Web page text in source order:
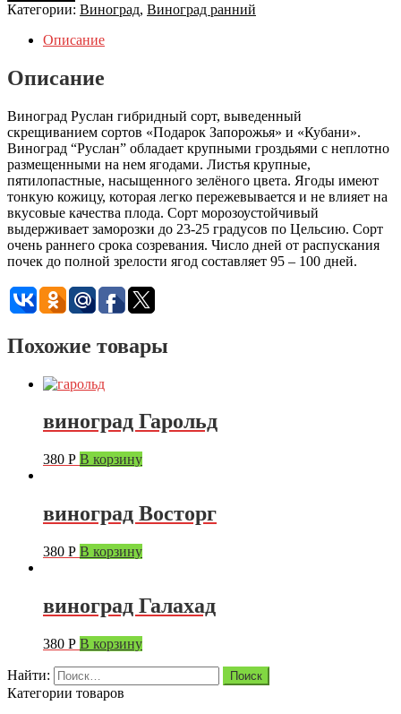
Категории: Виноград, Виноград ранний
Описание
Описание
Виноград Руслан гибридный сорт, выведенный
скрещиванием сортов «Подарок Запорожья» и «Кубани».
Виноград “Руслан” обладает крупными гроздьями с неплотно
размещенными на нем ягодами. Листья крупные,
пятилопастные, насыщенного зелёного цвета. Ягоды имеют
тонкую кожицу, которая легко пережевывается и не влияет на
вкусовые качества плода. Сорт морозоустойчивый
выдерживает заморозки до 23-25 градусов по Цельсию. Сорт
очень раннего срока созревания. Число дней от распускания
почек до полной зрелости ягод составляет 95 – 100 дней.
Похожие товары
виноград Гарольд
380 Р В корзину
виноград Восторг
380 Р В корзину
виноград Галахад
380 Р В корзину
Найти:
Категории товаров